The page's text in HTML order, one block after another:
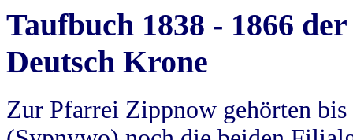
Taufbuch 1838 - 1866
Deutsch Krone
Zur Pfarrei Zippnow gehörten